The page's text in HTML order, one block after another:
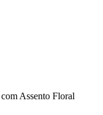
Assento Floral